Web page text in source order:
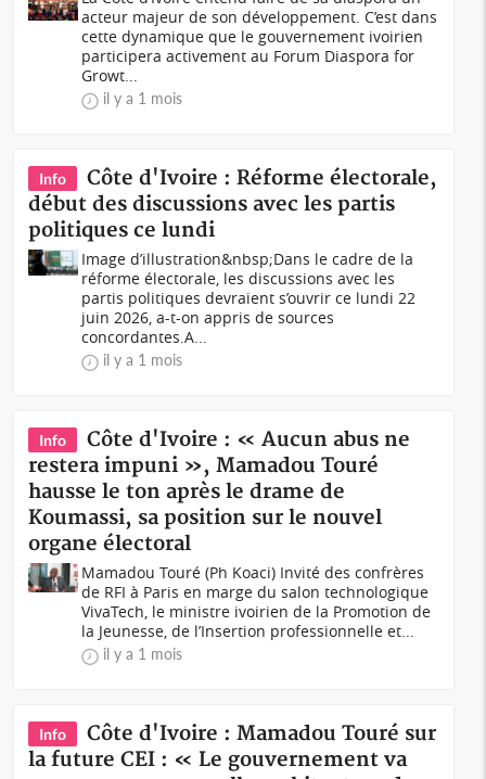
acteur majeur de son développement. C’est dans
cette dynamique que le gouvernement ivoirien
participera activement au Forum Diaspora for
Growt...
il y a 1 mois
Info
Côte d'Ivoire : Réforme électorale,
début des discussions avec les partis
politiques ce lundi
Image d’illustration&nbsp;Dans le cadre de la
réforme électorale, les discussions avec les
partis politiques devraient s’ouvrir ce lundi 22
juin 2026, a-t-on appris de sources
concordantes.A...
il y a 1 mois
Info
Côte d'Ivoire : « Aucun abus ne
restera impuni », Mamadou Touré
hausse le ton après le drame de
Koumassi, sa position sur le nouvel
organe électoral
Mamadou Touré (Ph Koaci) Invité des confrères
de RFI à Paris en marge du salon technologique
VivaTech, le ministre ivoirien de la Promotion de
la Jeunesse, de l’Insertion professionnelle et...
il y a 1 mois
Info
Côte d'Ivoire : Mamadou Touré sur
la future CEI : « Le gouvernement va